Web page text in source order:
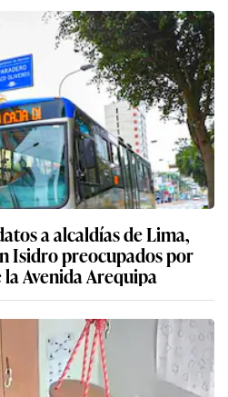
a alcaldías de Lima,
Isidro preocupados por
Avenida Arequipa